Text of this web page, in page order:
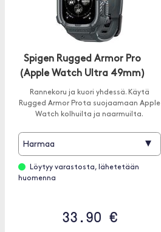
Spigen Rugged Armor Pro
(Apple Watch Ultra 49mm)
Rannekoru ja kuori yhdessä. Käytä
Rugged Armor Prota suojaamaan Apple
Watch kolhuilta ja naarmuilta.
Harmaa ▾
Löytyy varastosta, lähetetään
huomenna
33.90 €